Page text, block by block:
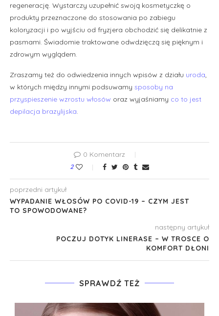
regenerację. Wystarczy uzupełnić swoją kosmetyczkę o
produkty przeznaczone do stosowania po zabiegu
koloryzacji i po wyjściu od fryzjera obchodzić się delikatnie z
pasmami. Świadomie traktowane odwdzięczą się pięknym i
zdrowym wyglądem.
Zraszamy też do odwiedzenia innych wpisów z działu uroda,
w których między innymi podsuwamy sposoby na
przyspieszenie wzrostu włosów oraz wyjaśniamy co to jest
depilacja brazylijska.
0 Komentarz
2
poprzedni artykuł
WYPADANIE WŁOSÓW PO COVID-19 – CZYM JEST
TO SPOWODOWANE?
następny artykuł
POCZUJ DOTYK LINERASE – W TROSCE O
KOMFORT DŁONI
SPRAWDŹ TEŻ